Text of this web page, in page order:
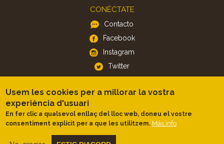
CONÉCTATE
Contacto
Facebook
Instagram
Twitter
APP
Android
Usem les cookies per a millorar la vostra
experiència d'usuari
En fer clic a qualsevol enllaç del lloc web, doneu el vostre
consentiment explícit per a que les utilitzem. Más info